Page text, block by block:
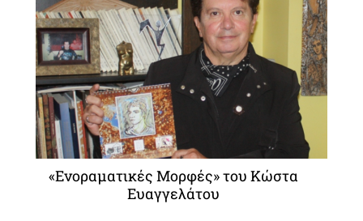
«Ενοραματικές Μορφές» του Κώστα
Ευαγγελάτου